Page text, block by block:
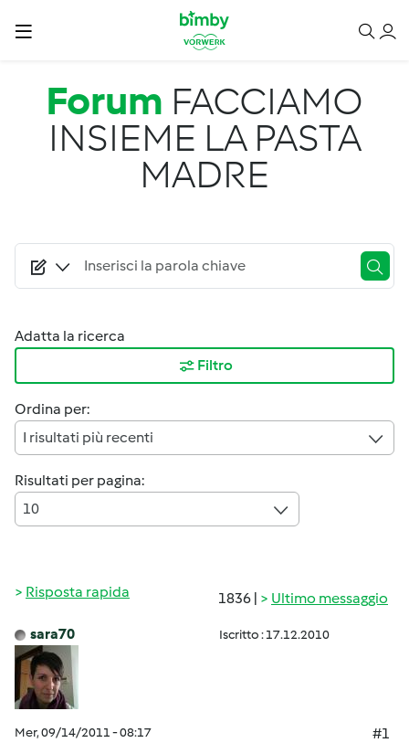
Salta al contenuto principale
Forum FACCIAMO
INSIEME LA PASTA
MADRE
Adatta la ricerca
Filtro
Ordina per:
I risultati più recenti
Risultati per pagina:
10
1836 | Ultimo messaggio
Risposta rapida
sara70 Iscritto : 17.12.2010
Mer, 09/14/2011 - 08:17
#1